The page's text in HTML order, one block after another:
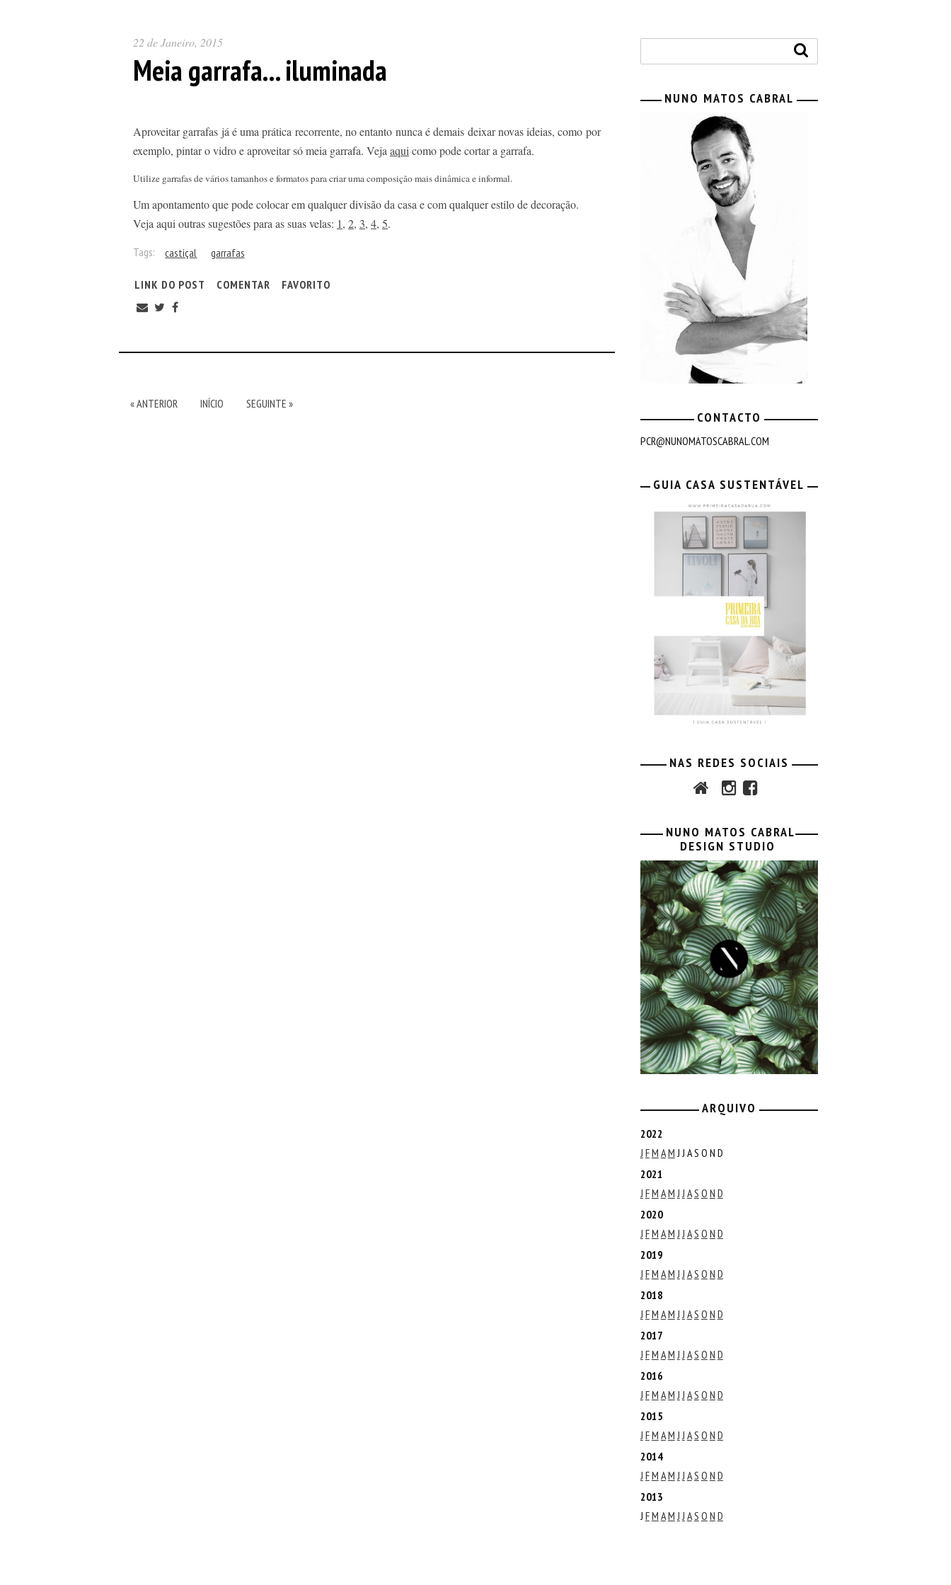
22 de Janeiro, 2015
Meia garrafa... iluminada
Aproveitar garrafas já é uma prática recorrente, no entanto nunca é demais deixar novas ideias, como por
exemplo, pintar o vidro e aproveitar só meia garrafa. Veja aqui como pode cortar a garrafa.
Utilize garrafas de vários tamanhos e formatos para criar uma composição mais dinâmica e informal.
Um apontamento que pode colocar em qualquer divisão da casa e com qualquer estilo de decoração.
Veja aqui outras sugestões para as suas velas: 1, 2, 3, 4, 5.
Tags: castiçal garrafas
LINK DO POST COMENTAR FAVORITO
« ANTERIOR INÍCIO SEGUINTE »
NUNO MATOS CABRAL
CONTACTO
PCR@NUNOMATOSCABRAL.COM
GUIA CASA SUSTENTÁVEL
NAS REDES SOCIAIS
NUNO MATOS CABRAL
DESIGN STUDIO
ARQUIVO
2022
J FM AM J J AS O N D
2021
J FM AM J J AS O N D
2020
J FM AM J J AS O N D
2019
J FM AM J J AS O N D
2018
J FM AM J J AS O N D
2017
J FM AM J J AS O N D
2016
J FM AM J J AS O N D
2015
J FM AM J J AS O N D
2014
J FM AM J J AS O N D
2013
J FM AM J J AS O N D